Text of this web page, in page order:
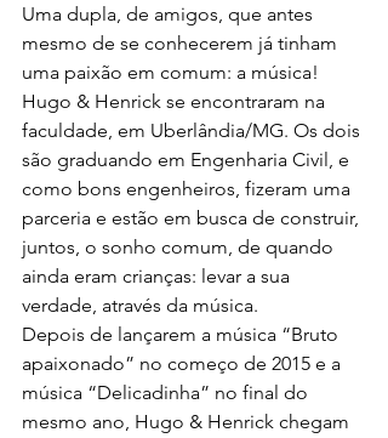
Uma dupla, de amigos, que antes
mesmo de se conhecerem já tinham
uma paixão em comum: a música!
Hugo & Henrick se encontraram na
faculdade, em Uberlândia/MG. Os dois
são graduando em Engenharia Civil, e
como bons engenheiros, fizeram uma
parceria e estão em busca de construir,
juntos, o sonho comum, de quando
ainda eram crianças: levar a sua
verdade, através da música.
Depois de lançarem a música “Bruto
apaixonado” no começo de 2015 e a
música “Delicadinha” no final do
mesmo ano, Hugo & Henrick chegam